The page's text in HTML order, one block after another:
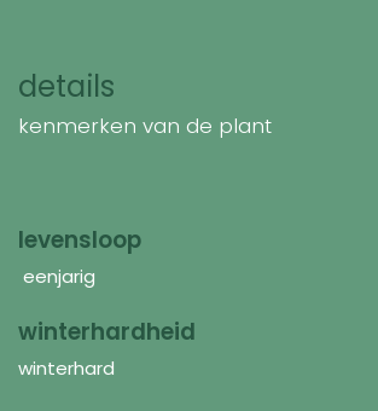
details
kenmerken van de plant
levensloop
eenjarig
winterhardheid
winterhard